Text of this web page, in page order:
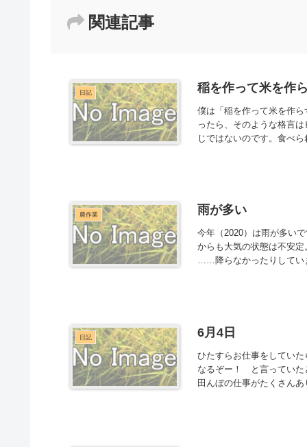
関連記事
日記 稲を作って米を作
僕は「稲を作って米を作
ったら、そのような格言
じではないのです。食べ
農作業 雨が多い
今年（2020）は雨が多い
からも大気の状態は不安
……降らなかったりしてい
日記 6月4日
ひたすらお仕事をしてい
なるぞー！ と言っていた
田んぼの仕事がたくさん